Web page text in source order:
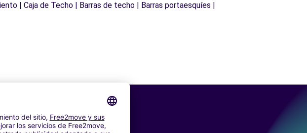
| Caja de Techo | Barras de techo | Barras portaesquíes |